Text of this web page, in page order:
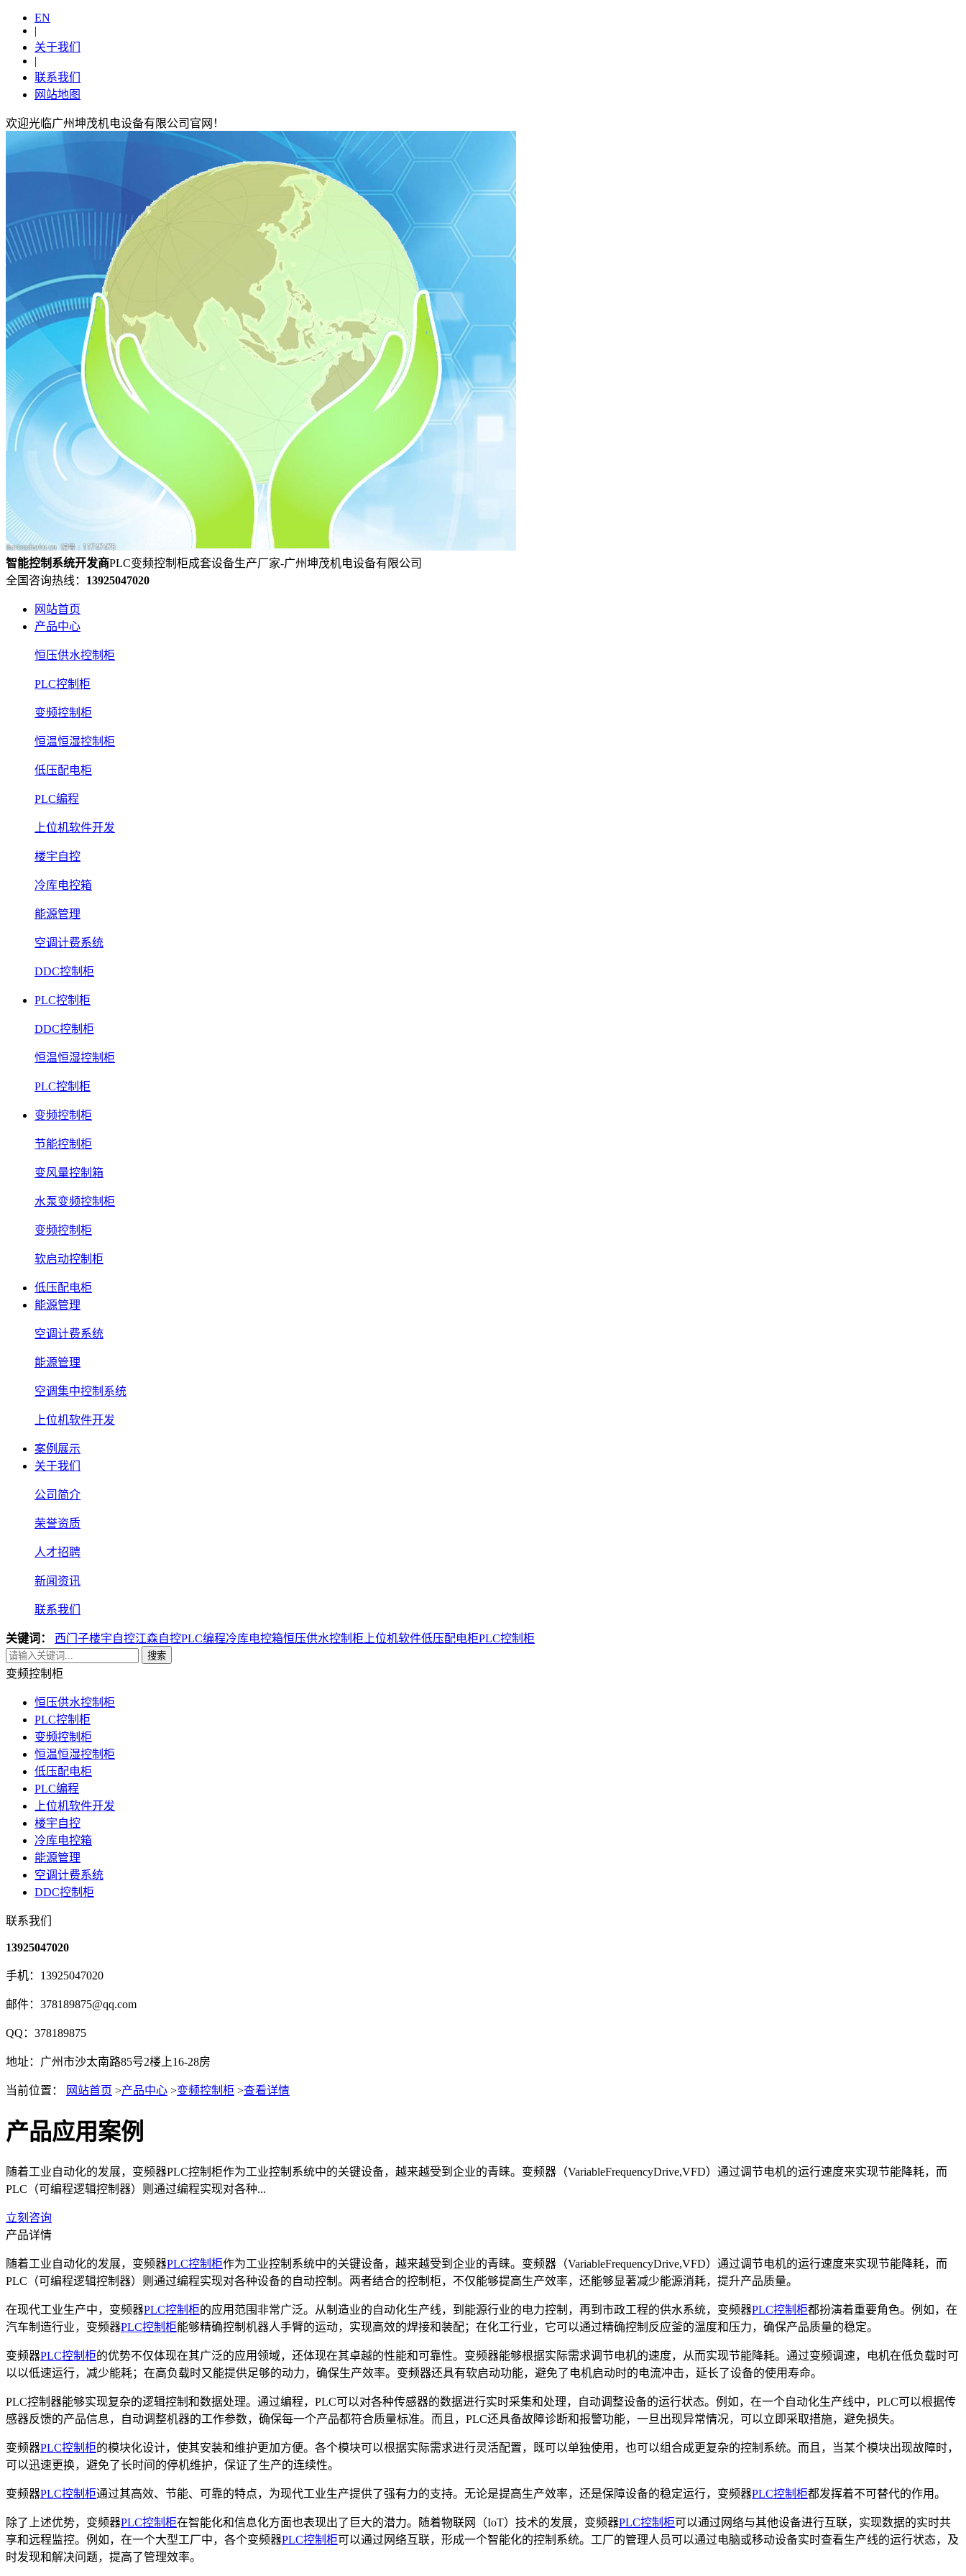
EN
|
关于我们
|
联系我们
网站地图
欢迎光临广州坤茂机电设备有限公司官网！
智能控制系统开发商PLC变频控制柜成套设备生产厂家-广州坤茂机电设备有限公司
全国咨询热线： 13925047020
网站首页
产品中心
恒压供水控制柜
PLC控制柜
变频控制柜
恒温恒湿控制柜
低压配电柜
PLC编程
上位机软件开发
楼宇自控
冷库电控箱
能源管理
空调计费系统
DDC控制柜
PLC控制柜
DDC控制柜
恒温恒湿控制柜
PLC控制柜
变频控制柜
节能控制柜
变风量控制箱
水泵变频控制柜
变频控制柜
软启动控制柜
低压配电柜
能源管理
空调计费系统
能源管理
空调集中控制系统
上位机软件开发
案例展示
关于我们
公司简介
荣誉资质
人才招聘
新闻资讯
联系我们
关键词： 西门子楼宇自控江森自控PLC编程冷库电控箱恒压供水控制柜 上位机软件低压配电柜PLC控制柜
搜索
变频控制柜
恒压供水控制柜
PLC控制柜
变频控制柜
恒温恒湿控制柜
低压配电柜
PLC编程
上位机软件开发
楼宇自控
冷库电控箱
能源管理
空调计费系统
DDC控制柜
联系我们
13925047020
手机：13925047020
邮件：378189875@qq.com
QQ：378189875
地址：广州市沙太南路85号2楼上16-28房
当前位置： 网站首页 >产品中心 >变频控制柜 >查看详情
产品应用案例
随着工业自动化的发展，变频器PLC控制柜作为工业控制系统中的关键设备，越来越受到企业的青睐。变频器（VariableFrequencyDrive,VFD）通过调节电机的运行速度来实现节能降耗，而
PLC（可编程逻辑控制器）则通过编程实现对各种...
立刻咨询
产品详情
随着工业自动化的发展，变频器PLC控制柜作为工业控制系统中的关键设备，越来越受到企业的青睐。变频器（VariableFrequencyDrive,VFD）通过调节电机的运行速度来实现节能降耗，而
PLC（可编程逻辑控制器）则通过编程实现对各种设备的自动控制。两者结合的控制柜，不仅能够提高生产效率，还能够显著减少能源消耗，提升产品质量。
在现代工业生产中，变频器PLC控制柜的应用范围非常广泛。从制造业的自动化生产线，到能源行业的电力控制，再到市政工程的供水系统，变频器PLC控制柜都扮演着重要角色。例如，在
汽车制造行业，变频器PLC控制柜能够精确控制机器人手臂的运动，实现高效的焊接和装配；在化工行业，它可以通过精确控制反应釜的温度和压力，确保产品质量的稳定。
变频器PLC控制柜的优势不仅体现在其广泛的应用领域，还体现在其卓越的性能和可靠性。变频器能够根据实际需求调节电机的速度，从而实现节能降耗。通过变频调速，电机在低负载时可
以以低速运行，减少能耗；在高负载时又能提供足够的动力，确保生产效率。变频器还具有软启动功能，避免了电机启动时的电流冲击，延长了设备的使用寿命。
PLC控制器能够实现复杂的逻辑控制和数据处理。通过编程，PLC可以对各种传感器的数据进行实时采集和处理，自动调整设备的运行状态。例如，在一个自动化生产线中，PLC可以根据传
感器反馈的产品信息，自动调整机器的工作参数，确保每一个产品都符合质量标准。而且，PLC还具备故障诊断和报警功能，一旦出现异常情况，可以立即采取措施，避免损失。
变频器PLC控制柜的模块化设计，使其安装和维护更加方便。各个模块可以根据实际需求进行灵活配置，既可以单独使用，也可以组合成更复杂的控制系统。而且，当某个模块出现故障时，
可以迅速更换，避免了长时间的停机维护，保证了生产的连续性。
变频器PLC控制柜通过其高效、节能、可靠的特点，为现代工业生产提供了强有力的支持。无论是提高生产效率，还是保障设备的稳定运行，变频器PLC控制柜都发挥着不可替代的作用。
除了上述优势，变频器PLC控制柜在智能化和信息化方面也表现出了巨大的潜力。随着物联网（IoT）技术的发展，变频器PLC控制柜可以通过网络与其他设备进行互联，实现数据的实时共
享和远程监控。例如，在一个大型工厂中，各个变频器PLC控制柜可以通过网络互联，形成一个智能化的控制系统。工厂的管理人员可以通过电脑或移动设备实时查看生产线的运行状态，及
时发现和解决问题，提高了管理效率。